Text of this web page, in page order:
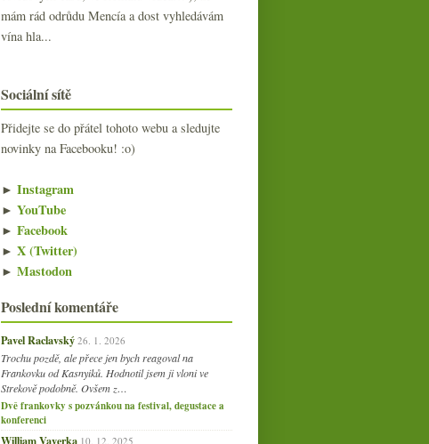
mám rád odrůdu Mencía a dost vyhledávám
vína hla...
Sociální sítě
Přidejte se do přátel tohoto webu a sledujte
novinky na Facebooku! :o)
► Instagram
► YouTube
► Facebook
► X (Twitter)
► Mastodon
Poslední komentáře
Pavel Raclavský 26. 1. 2026
Trochu pozdě, ale přece jen bych reagoval na
Frankovku od Kasnyiků. Hodnotil jsem ji vloni ve
Strekově podobně. Ovšem z…
Dvě frankovky s pozvánkou na festival, degustace a
konferenci
William Vaverka 10. 12. 2025